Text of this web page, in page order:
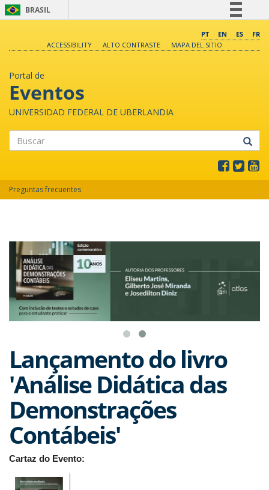
BRASIL
Comunica BR
PT EN ES
FR
ACCESSIBILITY
ALTO CONTRASTE MAPA DEL SITIO
Portal de
Eventos
UNIVERSIDAD FEDERAL DE UBERLANDIA
Preguntas frecuentes
Lançamento do livro
'Análise Didática das
Demonstrações
Contábeis'
Cartaz do Evento: